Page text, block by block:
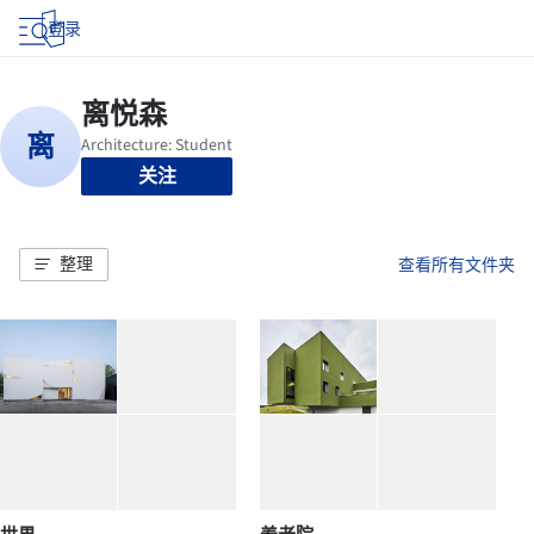
登录
关注
整理 查看所有文件夹